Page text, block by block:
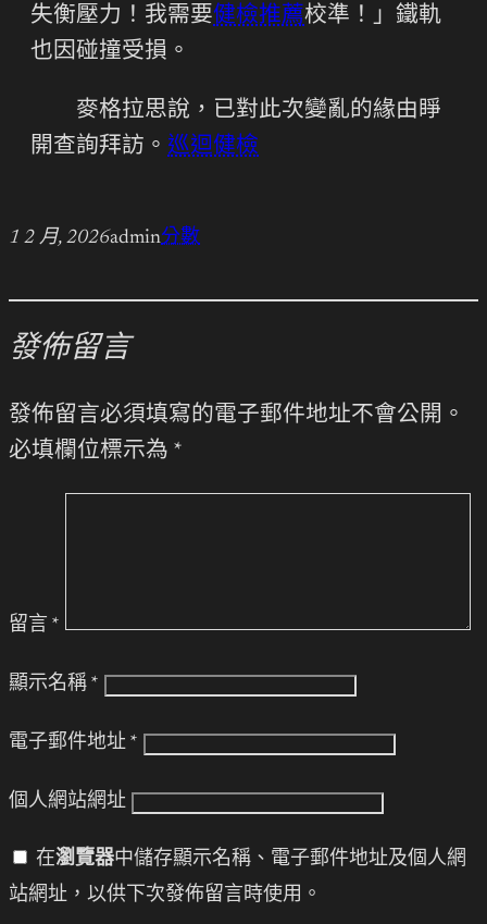
失衡壓力！我需要健檢推薦校準！」鐵軌
也因碰撞受損。
麥格拉思說，已對此次變亂的緣由睜
開查詢拜訪。 巡迴健檢
1 2 月, 2026admin分數
發佈留言
發佈留言必須填寫的電子郵件地址不會公開。
必填欄位標示為 *
留言 *
顯示名稱 *
電子郵件地址 *
個人網站網址
在瀏覽器中儲存顯示名稱、電子郵件地址及個人網
站網址，以供下次發佈留言時使用。